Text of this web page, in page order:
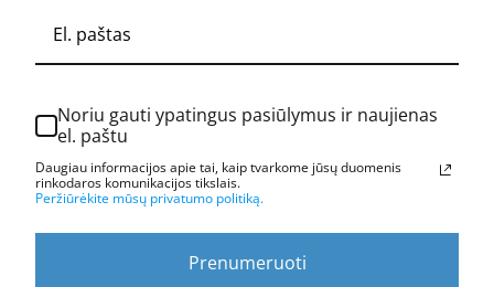
Noriu gauti ypatingus pasiūlymus ir naujienas
el. paštu
Daugiau informacijos apie tai, kaip tvarkome jūsų duomenis
rinkodaros komunikacijos tikslais.
Peržiūrėkite mūsų privatumo politiką.
Prenumeruoti